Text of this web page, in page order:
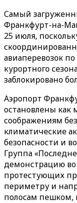
Самый
Франкфурт-на-
25 июля,
авиаперевозок
курортного
заблокировано
Аэропорт
остановлены
соображениям
климатические
безопасности и
Группа
демонстрацию
протестующих
периметру и
полосам пешком,